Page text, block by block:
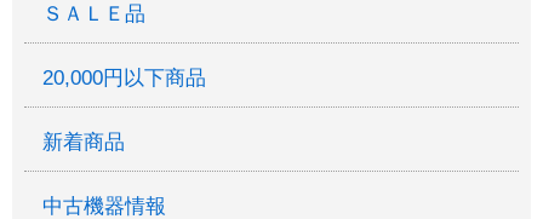
ＳＡＬＥ品
20,000円以下商品
新着商品
中古機器情報